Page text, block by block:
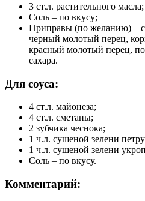
3 ст.л. растительного масла;
Соль – по вкусу;
Приправы (по желанию) –
черный молотый перец,
красный молотый перец,
сахара.
Для соуса:
4 ст.л. майонеза;
4 ст.л. сметаны;
2 зубчика чеснока;
1 ч.л. сушеной зелени
1 ч.л. сушеной зелени
Соль – по вкусу.
Комментарий: